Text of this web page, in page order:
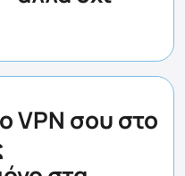
VPN σου στο